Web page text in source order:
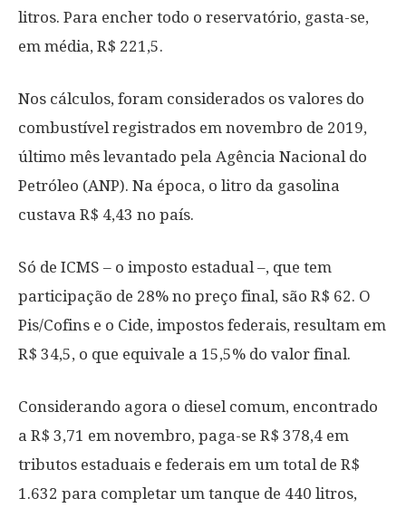
litros. Para encher todo o reservatório, gasta-se,
em média, R$ 221,5.
Nos cálculos, foram considerados os valores do
combustível registrados em novembro de 2019,
último mês levantado pela Agência Nacional do
Petróleo (ANP). Na época, o litro da gasolina
custava R$ 4,43 no país.
Só de ICMS – o imposto estadual –, que tem
participação de 28% no preço final, são R$ 62. O
Pis/Cofins e o Cide, impostos federais, resultam em
R$ 34,5, o que equivale a 15,5% do valor final.
Considerando agora o diesel comum, encontrado
a R$ 3,71 em novembro, paga-se R$ 378,4 em
tributos estaduais e federais em um total de R$
1.632 para completar um tanque de 440 litros,